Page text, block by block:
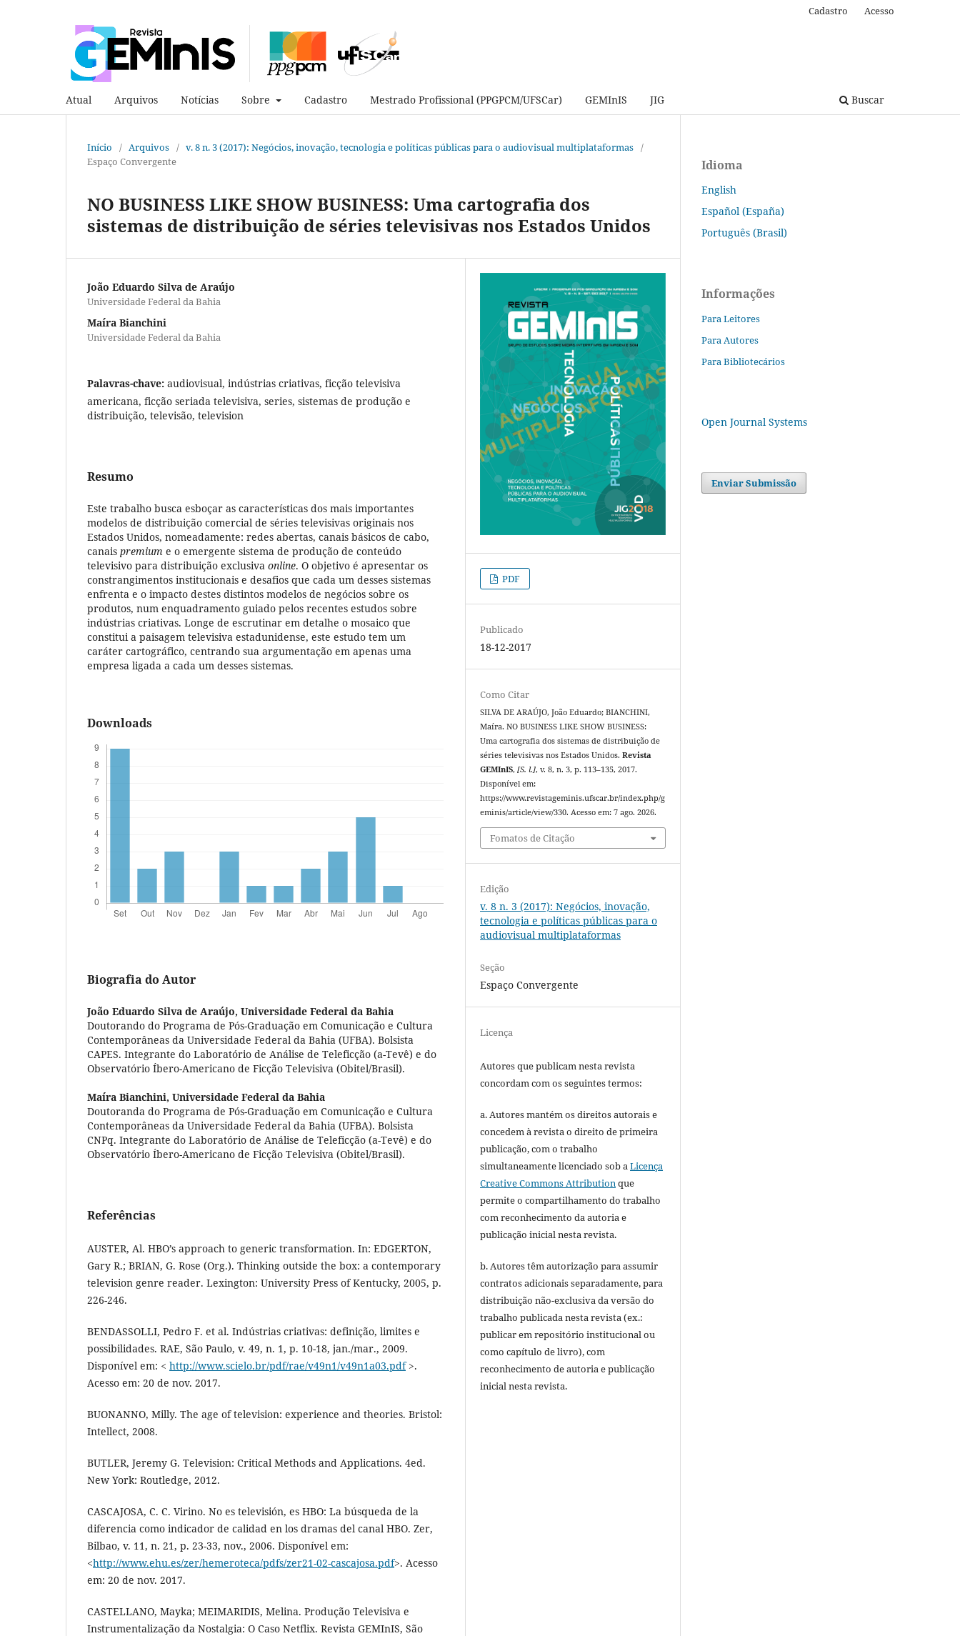
Atual Arquivos Notícias Sobre Cadastro Mestrado Profissional (PPGPCM/UFSCar) GEMInIS JIG Buscar
Cadastro Acesso
Início / Arquivos / v. 8 n. 3 (2017): Negócios, inovação, tecnologia e políticas públicas para o audiovisual multiplataformas /
Espaço Convergente
NO BUSINESS LIKE SHOW BUSINESS: Uma cartografia dos
sistemas de distribuição de séries televisivas nos Estados Unidos
João Eduardo Silva de Araújo
Universidade Federal da Bahia
Maíra Bianchini
Universidade Federal da Bahia
Palavras-chave: audiovisual, indústrias criativas, ficção televisiva
americana, ficção seriada televisiva, series, sistemas de produção e
distribuição, televisão, television
Resumo
Este trabalho busca esboçar as características dos mais importantes
modelos de distribuição comercial de séries televisivas originais nos
Estados Unidos, nomeadamente: redes abertas, canais básicos de cabo,
canais premium e o emergente sistema de produção de conteúdo
televisivo para distribuição exclusiva online. O objetivo é apresentar os
constrangimentos institucionais e desafios que cada um desses sistemas
enfrenta e o impacto destes distintos modelos de negócios sobre os
produtos, num enquadramento guiado pelos recentes estudos sobre
indústrias criativas. Longe de escrutinar em detalhe o mosaico que
constitui a paisagem televisiva estadunidense, este estudo tem um
caráter cartográfico, centrando sua argumentação em apenas uma
empresa ligada a cada um desses sistemas.
Downloads
Biografia do Autor
João Eduardo Silva de Araújo, Universidade Federal da Bahia
Doutorando do Programa de Pós-Graduação em Comunicação e Cultura
Contemporâneas da Universidade Federal da Bahia (UFBA). Bolsista
CAPES. Integrante do Laboratório de Análise de Teleficção (a-Tevê) e do
Observatório Íbero-Americano de Ficção Televisiva (Obitel/Brasil).
Maíra Bianchini, Universidade Federal da Bahia
Doutoranda do Programa de Pós-Graduação em Comunicação e Cultura
Contemporâneas da Universidade Federal da Bahia (UFBA). Bolsista
CNPq. Integrante do Laboratório de Análise de Teleficção (a-Tevê) e do
Observatório Íbero-Americano de Ficção Televisiva (Obitel/Brasil).
Referências
AUSTER, Al. HBO’s approach to generic transformation. In: EDGERTON,
Gary R.; BRIAN, G. Rose (Org.). Thinking outside the box: a contemporary
television genre reader. Lexington: University Press of Kentucky, 2005, p.
226-246.
BENDASSOLLI, Pedro F. et al. Indústrias criativas: definição, limites e
possibilidades. RAE, São Paulo, v. 49, n. 1, p. 10-18, jan./mar., 2009.
Disponível em: < http://www.scielo.br/pdf/rae/v49n1/v49n1a03.pdf>.
Acesso em: 20 de nov. 2017.
BUONANNO, Milly. The age of television: experience and theories. Bristol:
Intellect, 2008.
BUTLER, Jeremy G. Television: Critical Methods and Applications. 4ed.
New York: Routledge, 2012.
CASCAJOSA, C. C. Virino. No es televisión, es HBO: La búsqueda de la
diferencia como indicador de calidad en los dramas del canal HBO. Zer,
Bilbao, v. 11, n. 21, p. 23-33, nov., 2006. Disponível em:
<http://www.ehu.es/zer/hemeroteca/pdfs/zer21-02-cascajosa.pdf>. Acesso
em: 20 de nov. 2017.
CASTELLANO, Mayka; MEIMARIDIS, Melina. Produção Televisiva e
Instrumentalização da Nostalgia: O Caso Netflix. Revista GEMInIS, São
PDF
Publicado
18-12-2017
Como Citar
SILVA DE ARAÚJO, João Eduardo; BIANCHINI,
Maíra. NO BUSINESS LIKE SHOW BUSINESS:
Uma cartografia dos sistemas de distribuição de
séries televisivas nos Estados Unidos.Revista
GEMInIS,[S. l.], v. 8, n. 3, p. 113–135, 2017.
Disponível em:
https://www.revistageminis.ufscar.br/index.php/g
eminis/article/view/330. Acesso em: 7 ago. 2026.
Fomatos de Citação
Edição
v. 8 n. 3 (2017): Negócios, inovação,
tecnologia e políticas públicas para o
audiovisual multiplataformas
Seção
Espaço Convergente
Licença
Autores que publicam nesta revista
concordam com os seguintes termos:
a. Autores mantém os direitos autorais e
concedem à revista o direito de primeira
publicação, com o trabalho
simultaneamente licenciado sob aLicença
Creative Commons Attributionque
permite o compartilhamento do trabalho
com reconhecimento da autoria e
publicação inicial nesta revista.
b. Autores têm autorização para assumir
contratos adicionais separadamente, para
distribuição não-exclusiva da versão do
trabalho publicada nesta revista (ex.:
publicar em repositório institucional ou
como capítulo de livro), com
reconhecimento de autoria e publicação
inicial nesta revista.
Idioma
English
Español (España)
Português (Brasil)
Informações
Para Leitores
Para Autores
Para Bibliotecários
Open Journal Systems
Enviar Submissão